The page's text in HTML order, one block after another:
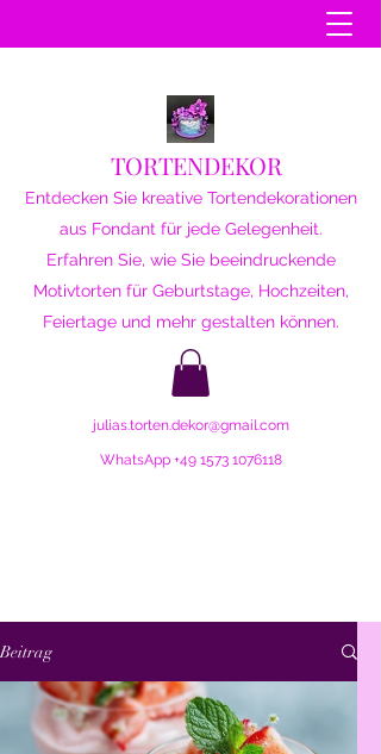
TORTENDEKOR
Entdecken Sie kreative Tortendekorationen
aus Fondant für jede Gelegenheit.
Erfahren Sie, wie Sie beeindruckende
Motivtorten für Geburtstage, Hochzeiten,
Feiertage und mehr gestalten können.
julias.torten.dekor@gmail.com
WhatsApp +49 1573 1076118
Beitrag